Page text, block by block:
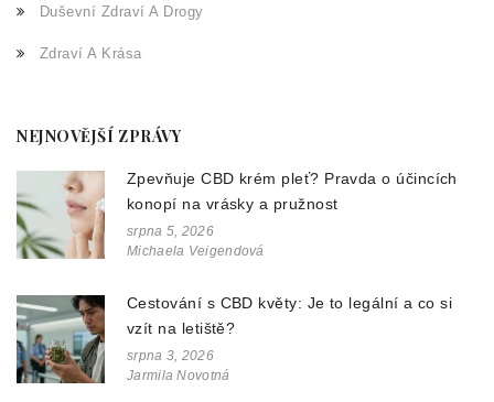
Duševní Zdraví A Drogy
Zdraví A Krása
NEJNOVĚJŠÍ ZPRÁVY
Zpevňuje CBD krém pleť? Pravda o účincích
konopí na vrásky a pružnost
srpna 5, 2026
Michaela Veigendová
Cestování s CBD květy: Je to legální a co si
vzít na letiště?
srpna 3, 2026
Jarmila Novotná